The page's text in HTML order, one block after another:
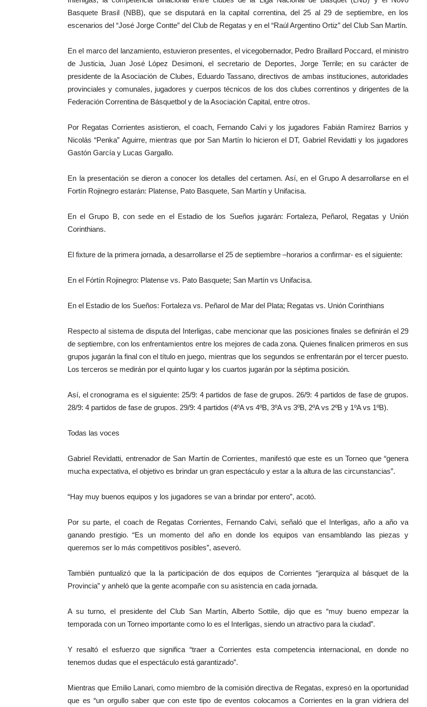
Basquete Brasil (NBB), que se disputará en la capital correntina, del 25 al 29 de septiembre, en los
escenarios del “José Jorge Contte” del Club de Regatas y en el “Raúl Argentino Ortiz” del Club San Martín.
En el marco del lanzamiento, estuvieron presentes, el vicegobernador, Pedro Braillard Poccard, el ministro
de Justicia, Juan José López Desimoni, el secretario de Deportes, Jorge Terrile; en su carácter de
presidente de la Asociación de Clubes, Eduardo Tassano, directivos de ambas instituciones, autoridades
provinciales y comunales, jugadores y cuerpos técnicos de los dos clubes correntinos y dirigentes de la
Federación Correntina de Básquetbol y de la Asociación Capital, entre otros.
Por Regatas Corrientes asistieron, el coach, Fernando Calvi y los jugadores Fabián Ramírez Barrios y
Nicolás “Penka” Aguirre, mientras que por San Martín lo hicieron el DT, Gabriel Revidatti y los jugadores
Gastón García y Lucas Gargallo.
En la presentación se dieron a conocer los detalles del certamen. Así, en el Grupo A desarrollarse en el
Fortín Rojinegro estarán: Platense, Pato Basquete, San Martín y Unifacisa.
En el Grupo B, con sede en el Estadio de los Sueños jugarán: Fortaleza, Peñarol, Regatas y Unión
Corinthians.
El fixture de la primera jornada, a desarrollarse el 25 de septiembre –horarios a confirmar- es el siguiente:
En el Fórtín Rojinegro: Platense vs. Pato Basquete; San Martín vs Unifacisa.
En el Estadio de los Sueños: Fortaleza vs. Peñarol de Mar del Plata; Regatas vs. Unión Corinthians
Respecto al sistema de disputa del Interligas, cabe mencionar que las posiciones finales se definirán el 29
de septiembre, con los enfrentamientos entre los mejores de cada zona. Quienes finalicen primeros en sus
grupos jugarán la final con el título en juego, mientras que los segundos se enfrentarán por el tercer puesto.
Los terceros se medirán por el quinto lugar y los cuartos jugarán por la séptima posición.
Así, el cronograma es el siguiente: 25/9: 4 partidos de fase de grupos. 26/9: 4 partidos de fase de grupos.
28/9: 4 partidos de fase de grupos. 29/9: 4 partidos (4ºA vs 4ºB, 3ºA vs 3ºB, 2ºA vs 2ºB y 1ºA vs 1ºB).
Todas las voces
Gabriel Revidatti, entrenador de San Martín de Corrientes, manifestó que este es un Torneo que “genera
mucha expectativa, el objetivo es brindar un gran espectáculo y estar a la altura de las circunstancias”.
“Hay muy buenos equipos y los jugadores se van a brindar por entero”, acotó.
Por su parte, el coach de Regatas Corrientes, Fernando Calvi, señaló que el Interligas, año a año va
ganando prestigio. “Es un momento del año en donde los equipos van ensamblando las piezas y
queremos ser lo más competitivos posibles”, aseveró.
También puntualizó que la la participación de dos equipos de Corrientes “jerarquiza al básquet de la
Provincia” y anheló que la gente acompañe con su asistencia en cada jornada.
A su turno, el presidente del Club San Martín, Alberto Sottile, dijo que es “muy bueno empezar la
temporada con un Torneo importante como lo es el Interligas, siendo un atractivo para la ciudad”.
Y resaltó el esfuerzo que significa “traer a Corrientes esta competencia internacional, en donde no
tenemos dudas que el espectáculo está garantizado”.
Mientras que Emilio Lanari, como miembro de la comisión directiva de Regatas, expresó en la oportunidad
que es “un orgullo saber que con este tipo de eventos colocamos a Corrientes en la gran vidriera del